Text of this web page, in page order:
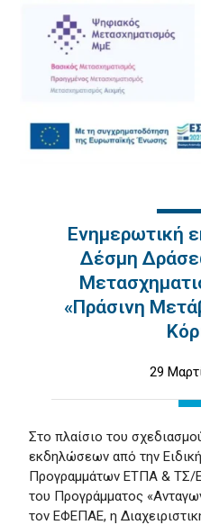
Ενημερωτική
Δέσμη
«Πράσινη
29
Στο πλαίσιο του
εκδηλώσεων από την
Προγραμμάτων ΕΤΠΑ & ΤΣ/
του Προγράμματος
τον ΕΦΕΠΑΕ, η